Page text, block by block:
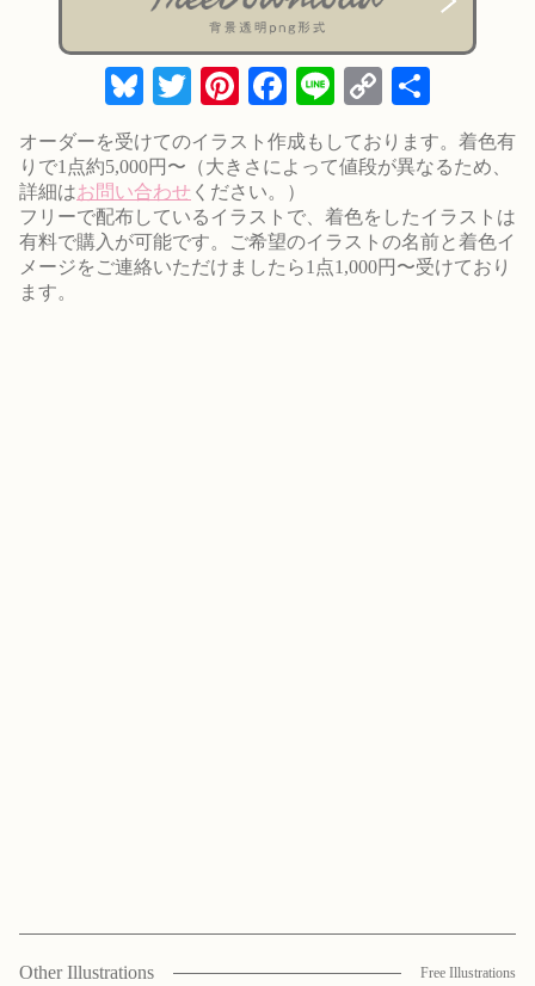
Bluesky
TwitterPinterest
Facebook
LineCopy
Link有
オーダーを受けてのイラスト作成もしております。着色有
りで1点約5,000円〜（大きさによって値段が異なるため、
詳細はお問い合わせ ください。）
フリーで配布しているイラストで、着色をしたイラストは
有料で購入が可能です。ご希望のイラストの名前と着色イ
メージをご連絡いただけましたら1点1,000円〜受けており
ます。
Other Illustrations Free Illustrations